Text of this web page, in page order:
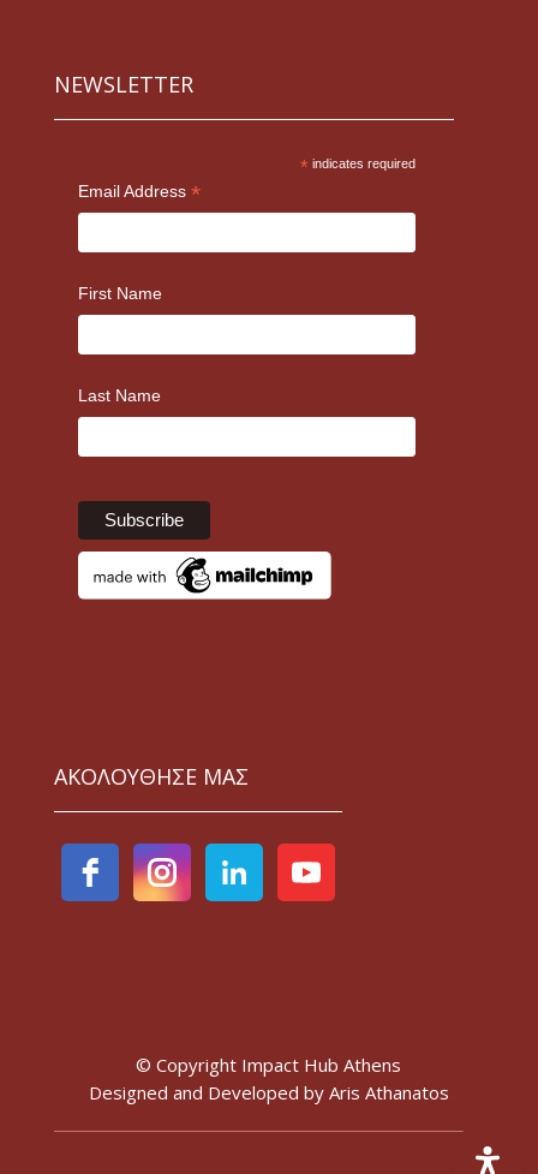
NEWSLETTER
* indicates required
Email Address *
First Name
Last Name
ΑΚΟΛΟΥΘΗΣΕ ΜΑΣ
© Copyright Impact Hub Athens
Designed and Developed by Aris Athanatos